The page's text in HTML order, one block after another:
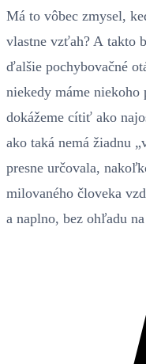
Má to vôbec zmysel,
vlastne vzťah? A takto
ďalšie pochybovačné
niekedy máme niekoho
dokážeme cítiť ako
ako taká nemá žiadnu
presne určovala,
milovaného človeka
a naplno, bez ohľadu